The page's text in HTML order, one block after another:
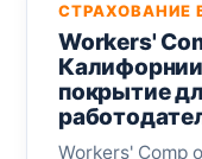
СТРАХОВАНИЕ
Workers'
покрытие
Workers' Comp